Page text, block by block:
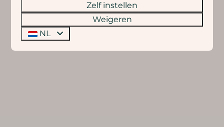
Comfortabele woning
Zelf instellen
Weigeren
NL